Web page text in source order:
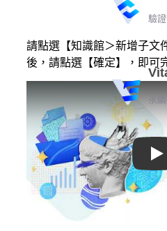
驗
永
請點選【知識館＞新增子文
後，請點選【確定】，即可